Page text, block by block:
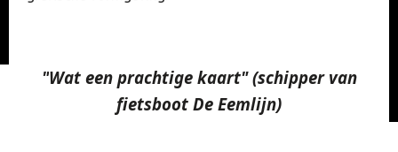
"Wat een prachtige kaart"(schipper van
fietsboot De Eemlijn)